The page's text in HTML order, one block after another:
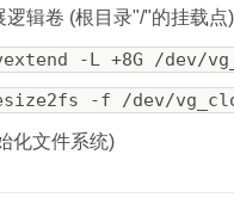
逻辑卷 (根目录"/"的挂载点
-L +8G /dev/
-f /dev/
化文件系统)